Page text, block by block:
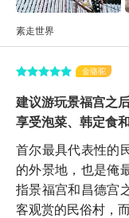
素走世界
金骆驼
建议游玩景福宫之
享受泡菜、韩定食
首尔最具代表性的
的外景地，也是俺
指景福宫和昌德宫
客观赏的民俗村，